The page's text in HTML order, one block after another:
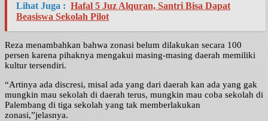
Lihat Juga : Hafal 5 Juz Alquran, Santri Bisa Dapat
Beasiswa Sekolah Pilot
Reza menambahkan bahwa zonasi belum dilakukan secara 100
persen karena pihaknya mengakui masing-masing daerah memiliki
kultur tersendiri.
“Artinya ada discresi, misal ada yang dari daerah kan ada yang gak
mungkin mau sekolah di daerah terus, mungkin mau coba sekolah di
Palembang di tiga sekolah yang tak memberlakukan
zonasi,”jelasnya.